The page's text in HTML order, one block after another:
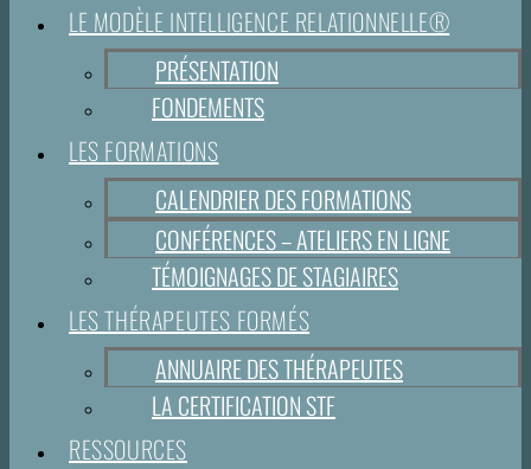
LE MODÈLE INTELLIGENCE RELATIONNELLE®
PRÉSENTATION
FONDEMENTS
LES FORMATIONS
CALENDRIER DES FORMATIONS
CONFÉRENCES – ATELIERS EN LIGNE
TÉMOIGNAGES DE STAGIAIRES
LES THÉRAPEUTES FORMÉS
ANNUAIRE DES THÉRAPEUTES
LA CERTIFICATION STF
RESSOURCES